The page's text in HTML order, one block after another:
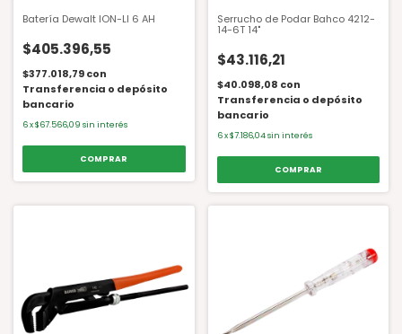
Batería Dewalt ION-LI 6 AH
$405.396,55
$377.018,79con
Transferencia o depósito
bancario
6x$67.566,09 sin interés
Serrucho de Podar Bahco 4212-
14-6T 14"
$43.116,21
$40.098,08 con
Transferencia o depósito
bancario
6 x$7.186,04 sin interés